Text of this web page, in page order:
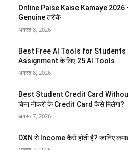
Online Paise Kaise Kamaye 2026
Genuine तरीके
अगस्त 8, 2026
Best Free AI Tools for Students
Assignment के लिए 25 AI Tools
अगस्त 8, 2026
Best Student Credit Card
बिना नौकरी के Credit Card कैसे मिलेगा?
अगस्त 7, 2026
DXN से Income कैसे होती है? जानिए